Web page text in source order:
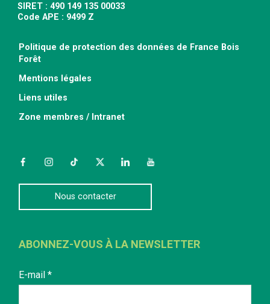
SIRET : 490 149 135 00033
Code APE : 9499 Z
Politique de protection des données de France Bois
Forêt
Mentions légales
Liens utiles
Zone membres / Intranet
FacebookInstagramTikTokTwitterLinkedInYouTube
Nous contacter
ABONNEZ-VOUS À LA NEWSLETTER
E-mail *